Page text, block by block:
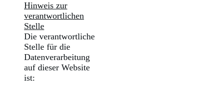
Hinweis zur
verantwortlichen
Stelle
Die verantwortliche
Stelle für die
Datenverarbeitung
auf dieser Website
ist: